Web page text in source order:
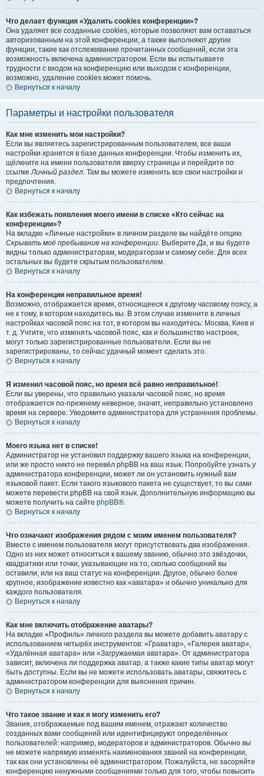
Что делает функция «Удалить cookies конференции»?
Она удаляет все созданные cookies, которые позволяют вам оставаться
авторизованным на этой конференции, а также выполняют другие
функции, такие как отслеживание прочитанных сообщений, если эта
возможность включена администратором. Если вы испытываете
трудности с входом на конференцию или выходом с конференции,
возможно, удаление cookies может помочь.
Вернуться к началу
Параметры и настройки пользователя
Как мне изменить мои настройки?
Если вы являетесь зарегистрированным пользователем, все ваши
настройки хранятся в базе данных конференции. Чтобы изменить их,
щёлкните на имени пользователя вверху страницы и перейдите по
ссылкеЛичный раздел. Там вы можете изменить все свои настройки и
предпочтения.
Вернуться к началу
Как избежать появления моего имени в списке «Кто сейчас на
конференции»?
На вкладке «Личные настройки» в личном разделе вы найдёте опцию
Скрывать моё пребывание на конференции. ВыберитеДа, и вы будете
видны только администраторам, модераторам и самому себе. Для всех
остальных вы будете скрытым пользователем.
Вернуться к началу
На конференции неправильное время!
Возможно, отображается время, относящееся к другому часовому поясу, а
не к тому, в котором находитесь вы. В этом случае измените в личных
настройках часовой пояс на тот, в котором вы находитесь: Москва, Киев и
т. д. Учтите, что изменять часовой пояс, как и большинство настроек,
могут только зарегистрированные пользователи. Если вы не
зарегистрированы, то сейчас удачный момент сделать это.
Вернуться к началу
Я изменил часовой пояс, но время всё равно неправильное!
Если вы уверены, что правильно указали часовой пояс, но время
отображается по-прежнему неверное, значит, неправильно установлено
время на сервере. Уведомите администратора для устранения проблемы.
Вернуться к началу
Моего языка нет в списке!
Администратор не установил поддержку вашего языка на конференции,
или же просто никто не перевёл phpBB на ваш язык. Попробуйте узнать у
администратора конференции, может ли он установить нужный вам
языковой пакет. Если такого языкового пакета не существует, то вы сами
можете перевести phpBB на свой язык. Дополнительную информацию вы
можете получить на сайте phpBB®.
Вернуться к началу
Что означают изображения рядом с моим именем пользователя?
Вместе с именем пользователя могут присутствовать два изображения.
Одно из них может относиться к вашему званию, обычно это звёздочки,
квадратики или точки, указывающие на то, сколько сообщений вы
оставили, или на ваш статус на конференции. Другое, обычно более
крупное, изображение известно как «аватара» и обычно уникально для
каждого пользователя.
Вернуться к началу
Как мне включить отображение аватары?
На вкладке «Профиль» личного раздела вы можете добавить аватару с
использованием четырёх инструментов: «Граватар», «Галерея аватар»,
«Удалённая аватара» или «Загружаемая аватара». От администратора
зависит, включена ли поддержка аватар, а также какие типы аватар могут
быть доступны. Если вы не можете использовать аватары, свяжитесь с
администратором конференции для выяснения причин.
Вернуться к началу
Что такое звание и как я могу изменить его?
Звания, отображаемые под вашим именем, отражают количество
созданных вами сообщений или идентифицируют определённых
пользователей: например, модераторов и администраторов. Обычно вы
не можете напрямую изменять наименования званий на конференции,
так как они установлены её администратором. Пожалуйста, не засоряйте
конференцию ненужными сообщениями только для того, чтобы повысить